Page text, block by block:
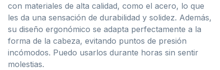
con materiales de alta calidad, como el acero, lo que
les da una sensación de durabilidad y solidez. Además,
su diseño ergonómico se adapta perfectamente a la
forma de la cabeza, evitando puntos de presión
incómodos. Puedo usarlos durante horas sin sentir
molestias.